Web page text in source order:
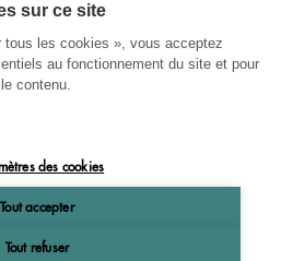
sur ce site
tous les cookies », vous acceptez
au fonctionnement du site et pour
contenu.
des cookies
Tout accepter
Tout refuser
THÉMATIQUE
OK